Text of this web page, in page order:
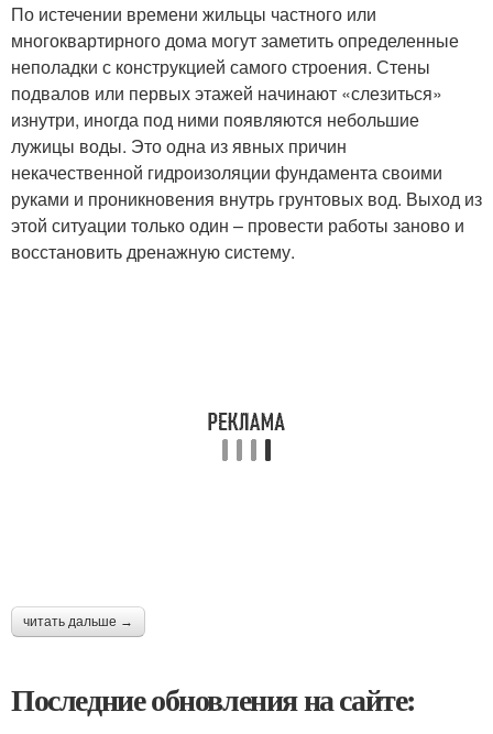
По истечении времени жильцы частного или
многоквартирного дома могут заметить определенные
неполадки с конструкцией самого строения. Стены
подвалов или первых этажей начинают «слезиться»
изнутри, иногда под ними появляются небольшие
лужицы воды. Это одна из явных причин
некачественной гидроизоляции фундамента своими
руками и проникновения внутрь грунтовых вод. Выход из
этой ситуации только один – провести работы заново и
восстановить дренажную систему.
читать дальше →
Последние обновления на сайте: